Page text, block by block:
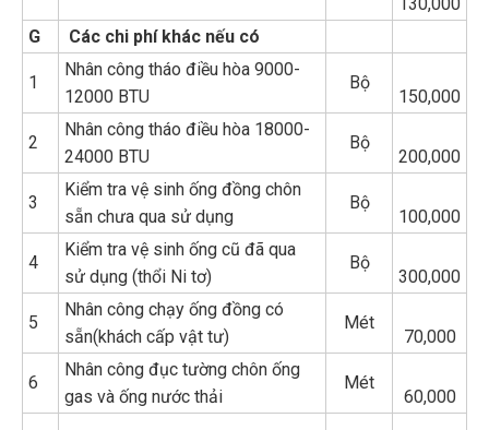
G
Các chi phí khác nếu có
1
Nhân công tháo điều hòa 9000-
12000 BTU
Bộ
150,000
2
Nhân công tháo điều hòa 18000-
24000 BTU
Bộ
200,000
3
Kiểm tra vệ sinh ống đồng chôn
sẵn chưa qua sử dụng
Bộ
100,000
4
Kiểm tra vệ sinh ống cũ đã qua
sử dụng (thổi Ni tơ)
Bộ
300,000
5
Nhân công chạy ống đồng có
sẵn(khách cấp vật tư)
Mét
70,000
6
Nhân công đục tường chôn ống
gas và ống nước thải
Mét
60,000